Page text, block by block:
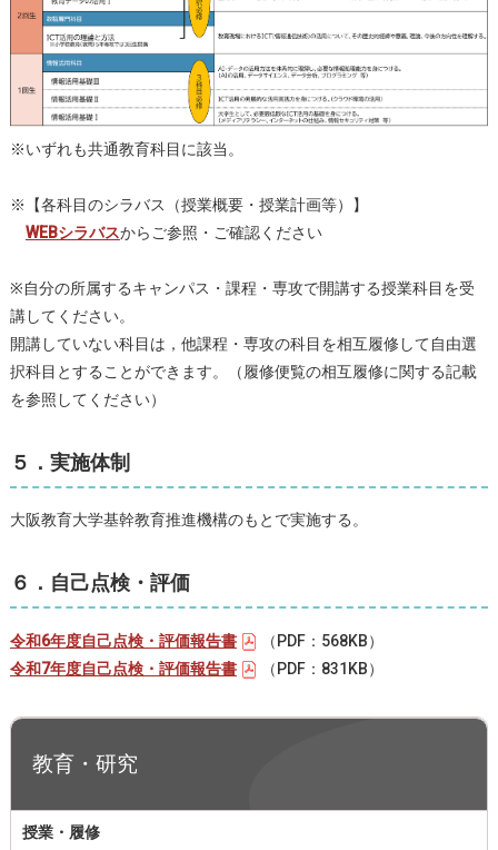
※いずれも共通教育科目に該当。
※【各科目のシラバス（授業概要・授業計画等）】
WEBシラバスからご参照・ご確認ください
※自分の所属するキャンパス・課程・専攻で開講する授業科目を受
講してください。
開講していない科目は，他課程・専攻の科目を相互履修して自由選
択科目とすることができます。（履修便覧の相互履修に関する記載
を参照してください）
５．実施体制
大阪教育大学基幹教育推進機構のもとで実施する。
６．自己点検・評価
令和6年度自己点検・評価報告書
（PDF：568KB）
令和7年度自己点検・評価報告書
（PDF：831KB）
教育・研究
授業・履修